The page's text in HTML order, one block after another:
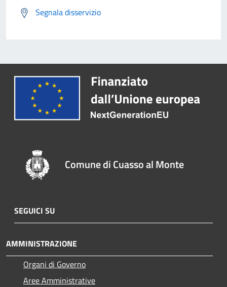
Segnala disservizio
Comune di Cuasso al Monte
SEGUICI SU
AMMINISTRAZIONE
Organi di Governo
Aree Amministrative